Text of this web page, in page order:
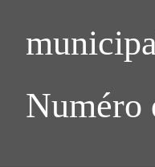
Numéro